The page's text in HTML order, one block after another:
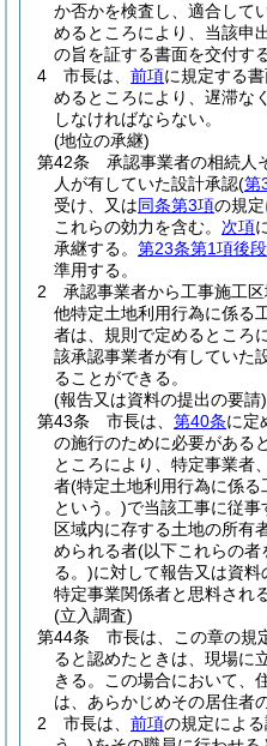
か否かを検査し、適合して
めるところにより、当該申
の旨を証する書面を交付す
4
市長は、 前項に規定する
めるところにより、遅滞な
しなければならない。
(地位の承継)
第42条
承認事業者の相続人
人が有していた設計承認(第
受け、又は同条第3項の規定
これらの効力を含む。 次項
承継する。 第23条第1項後段
準用する。
2
承認事業者から工事施工
他特定土地利用行為に係る
者は、規則で定めるところ
該承認事業者が有していた
ることができる。
(報告又は資料の提出の要請)
第43条
市長は、 第40条に定
の施行のために必要がある
ところにより、特定事業者
者(特定土地利用行為に係る
という。)で当該工事に従事
区域内に存する土地の所有
められる者(以下これらの者
る。)に対して報告又は資料
特定事業関係者と思料され
(立入調査)
第44条
市長は、この章の規
ると認めたときは、現場に
きる。
この場合において、
は、あらかじめその居住者
2
市長は、 前項の規定によ